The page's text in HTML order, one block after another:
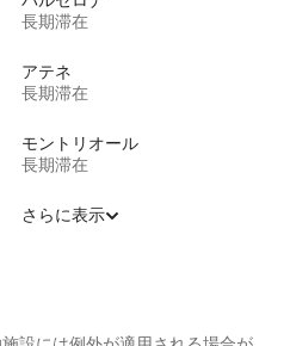
長期滞在
アテネ
長期滞在
モントリオール
長期滞在
さらに表示